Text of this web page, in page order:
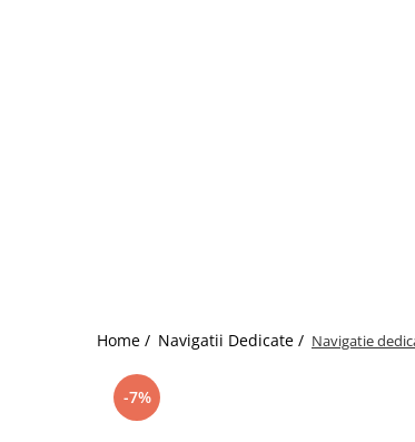
Home / Navigatii Dedicate / Navigatie
-7%